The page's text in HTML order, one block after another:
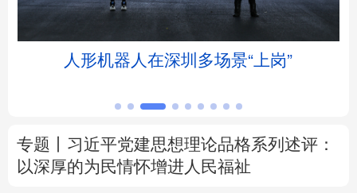
江苏
浙江 安徽 福建
河南 湖北
广东 广西 海南 重庆
人形机器人在深圳多场景“上岗”
专题丨 习近平党建思想理论品格系列述评：
以深厚的为民情怀增进人民福祉